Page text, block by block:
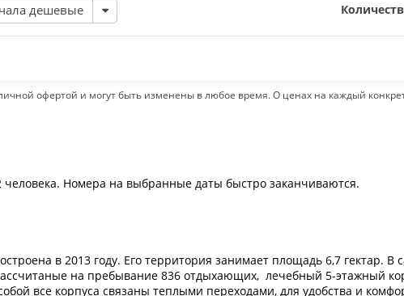
дешевые
офертой и могут быть изменены в любое время. О ценах на каждый
человека. Номера на выбранные даты быстро заканчиваются.
в 2013 году. Его территория занимает площадь 6,7 гектар. В
на пребывание 836 отдыхающих, лечебный 5-этажный
все корпуса связаны теплыми переходами, для удобства и